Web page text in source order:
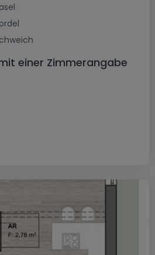
einer Zimmerangabe